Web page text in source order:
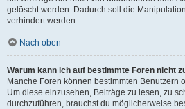
gelöscht werden. Dadurch soll die
verhindert werden.
Nach oben
Warum kann ich auf bestimmte Foren nicht
Manche Foren können bestimmten Benutzern
Um diese einzusehen, Beiträge zu lesen, zu
durchzuführen, brauchst du möglicherweise